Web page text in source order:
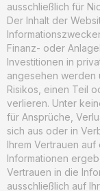
ausschließlich für
Der Inhalt der
Finanz- oder
Investitionen in
angesehen werden
Risikos, einen Teil
verlieren. Unter
für Ansprüche,
sich aus oder in
Ihrem Vertrauen
Informationen
Vertrauen in die
ausschließlich auf